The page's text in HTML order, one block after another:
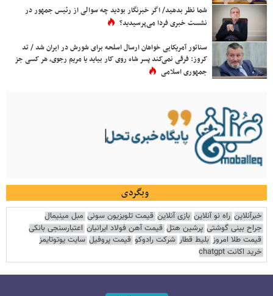
شما نظر بدهید/ اگر خبرنگار بودید چه سوالی از رئیس جمهور در
نشست خبری فردا می‌پرسیدید؟
سناتور آمریکایی خواهان ارسال اسلحه برای شورش در ایران شد / تد
کروز: فرقی نمی‌کند پسر شاه روی کار بیاید یا مریم رجوی، هر کسی جز
جمهوری اسلامی
وبگردی
خبرآنلاین راه نو آنلاین بازی آنلاین قیمت تلویزیون سونی مبل مینیمال
جراح بینی گوشتی پرشین هتل قیمت آهن فولاد ایرانیان اعتبارسنجی بانکی
قیمت طلا امروز بلیط قطار شرکت رادوکو قیمت پروفیل سایت یوتوتایمز
خرید اکانت chatgpt